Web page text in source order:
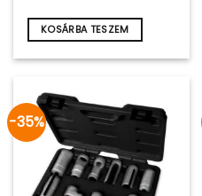
KOSÁRBA TESZEM
-35%